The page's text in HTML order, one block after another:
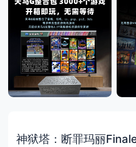
神狱塔：断罪玛丽